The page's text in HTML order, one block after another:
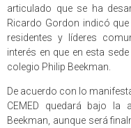
articulado que se ha
Ricardo Gordon indicó
residentes y líderes
interés en que en esta
colegio Philip Beekman.
De acuerdo con lo
CEMED quedará bajo la
Beekman, aunque será